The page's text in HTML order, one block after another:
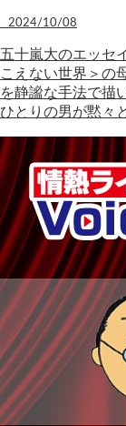
2024/10/08
五十嵐大のエッセ
こえない世界＞の
を静謐な手法で描
ひとりの男が黙々